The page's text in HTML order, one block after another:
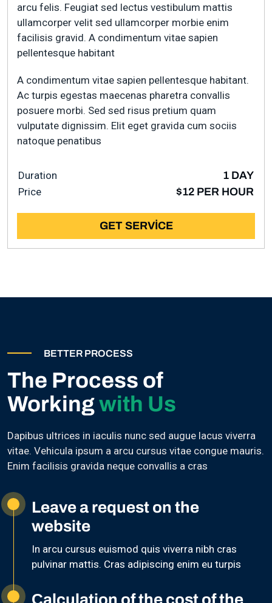
Duration
1 DAY
Price
$12 PER HOUR
GET SERVICE
arcu felis. Feugiat sed lectus vestibulum mattis
ullamcorper velit sed ullamcorper morbie enim
facilisis gravid. A condimentum vitae sapien
pellentesque habitant
A condimentum vitae sapien pellentesque habitant.
Ac turpis egestas maecenas pharetra convallis
posuere morbi. Sed sed risus pretium quam
vulputate dignissim. Elit eget gravida cum sociis
natoque penatibus
BETTER PROCESS
The Process of
Workingwith Us
Dapibus ultrices in iaculis nunc sed augue lacus viverra
vitae. Vehicula ipsum a arcu cursus vitae congue mauris.
Enim facilisis gravida neque convallis a cras
Leave a request on the
website
In arcu cursus euismod quis viverra nibh cras
pulvinar mattis. Cras adipiscing enim eu turpis
Сalculation of the cost of the